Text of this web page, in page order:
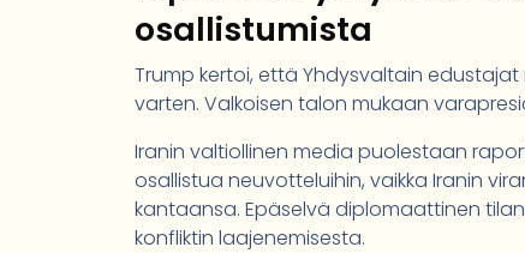
osallistumista
Trump kertoi, että Yhdysvaltain
varten. Valkoisen talon mukaan
Iranin valtiollinen media puolestaan
osallistua neuvotteluihin, vaikka Iranin
kantaansa. Epäselvä diplomaattinen
konfliktin laajenemisesta.